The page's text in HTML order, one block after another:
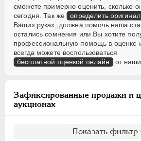
сможете примерно оценить, сколько
сегодня. Так же определить
Ваших руках, должна помочь наша
остались сомнения или Вы хотите
профессиональную помощь в оценке
всегда можете воспользоваться
бесплатной оценкой онлайн от
Зафиксированные продажи и
аукционах
Показать фильтр